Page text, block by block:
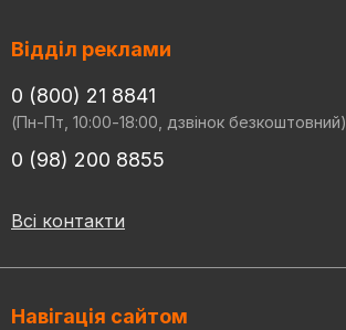
Відділ реклами
0 (800) 21 8841
(Пн-Пт, 10:00-18:00, дзвінок безкоштовний)
0 (98) 200 8855
Всі контакти
Навігація сайтом